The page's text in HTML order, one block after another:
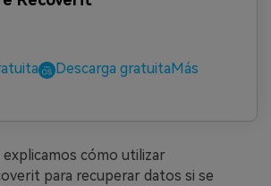
Descarga gratuita Más
cómo utilizar
para recuperar datos si se